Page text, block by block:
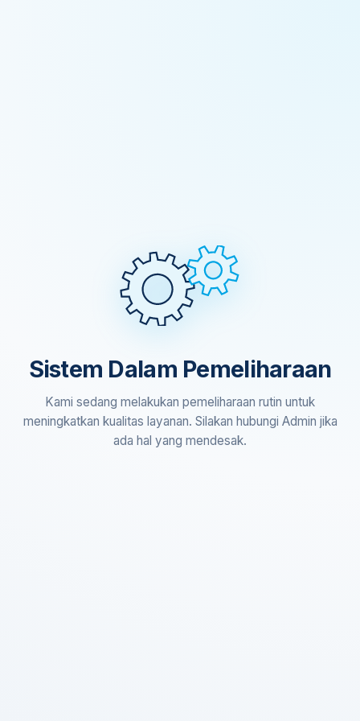
Sistem Dalam Pemeliharaan
Kami sedang melakukan pemeliharaan rutin untuk
meningkatkan kualitas layanan. Silakan hubungi Admin jika
ada hal yang mendesak.